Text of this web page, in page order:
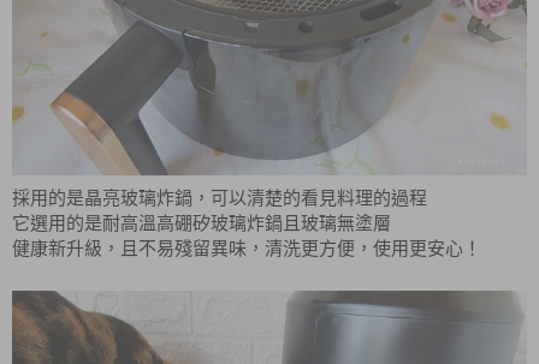
採用的是晶亮玻璃炸鍋，可以清楚的看見料理的過程
它選用的是耐高溫高硼矽玻璃炸鍋且玻璃無塗層
健康新升級，且不易殘留異味，清洗更方便，使用更安心！